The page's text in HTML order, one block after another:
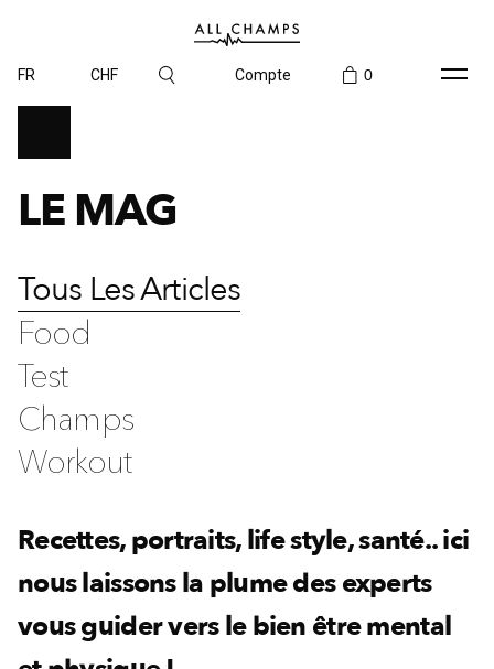
FR CHF Compte 0
LE MAG
Tous Les Articles
Food
Test
Champs
Workout
Recettes, portraits, life style, santé.. ici
nous laissons la plume des experts
vous guider vers le bien être mental